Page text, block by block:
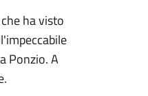
ha visto
Ponzio. A